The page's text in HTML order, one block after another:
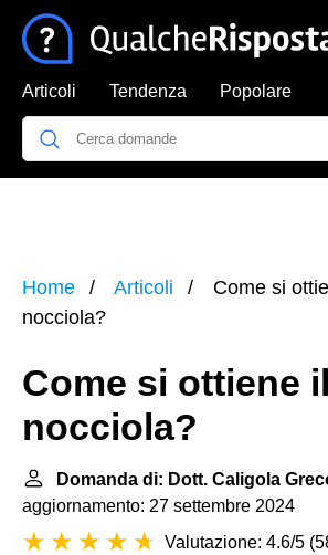
Articoli Tendenza Popolare
Home Articoli
Come si
nocciola?
Come si ottiene
nocciola?
Domanda di: Dott. Caligola
aggiornamento: 27 settembre 2024
Valutazione: 4.6/5 (